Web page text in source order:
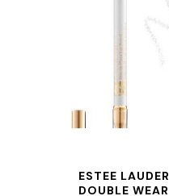
ESTEE LAUDER
DOUBLE WEAR